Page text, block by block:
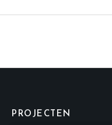
PROJECTEN